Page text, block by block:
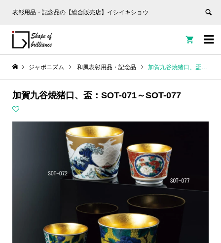
表彰用品・記念品の【総合販売店】イシイキショウ


ジャポニズム 和風表彰用品・記念品 加賀九谷焼猪口、盃：SOT-071～SOT-077
加賀九谷焼猪口、盃：SOT-071～SOT-077